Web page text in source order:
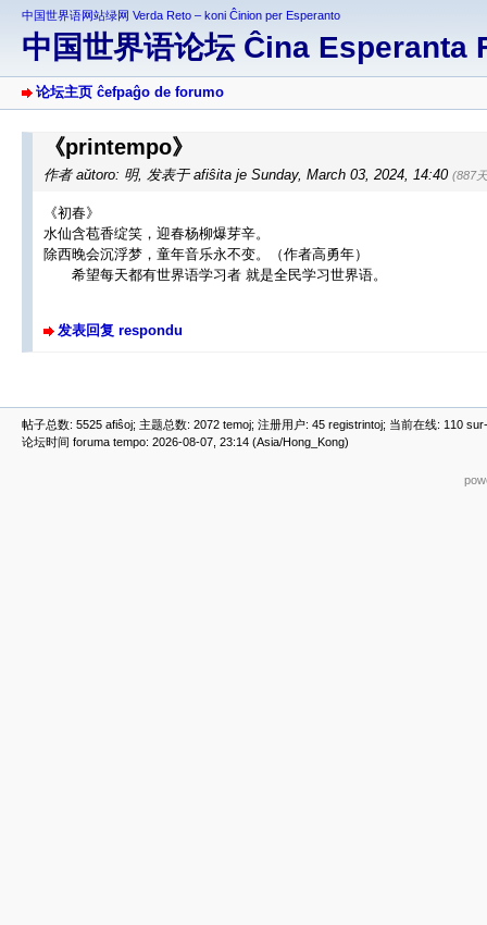
中国世界语网站绿网 Verda Reto – koni Ĉinion per Esperanto
中国世界语论坛 Ĉina Esperanta
论坛主页 ĉefpaĝo de forumo
《printempo》
作者 aŭtoro: 明, 发表于 afiŝita je Sunday, March 03, 2024, 14:40 (887
《初春》
水仙含苞香绽笑，迎春杨柳爆芽辛。
除西晚会沉浮梦，童年音乐永不变。（作者高勇年）
希望每天都有世界语学习者 就是全民学习世界语。
发表回复 respondu
帖子总数: 5525 afiŝoj; 主题总数: 2072 temoj; 注册用户: 45 registrintoj; 当前在线: 110
论坛时间 foruma tempo: 2026-08-07, 23:14 (Asia/Hong_Kong)